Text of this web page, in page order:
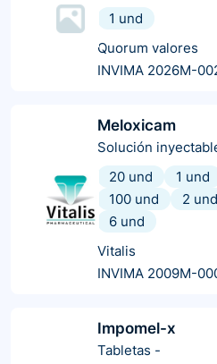
1 und
Quorum valores
INVIMA 2026M-
Meloxicam
Solución
20 und
1 und
100 und
2 und
6 und
Vitalis
INVIMA 2009M-
Impomel-x
Tabletas -